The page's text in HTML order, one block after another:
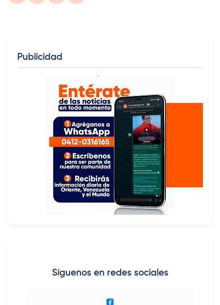
Publicidad
Síguenos en redes sociales